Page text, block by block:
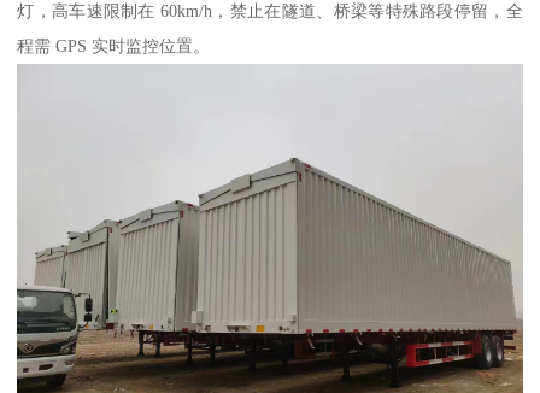
灯，高车速限制在 60km/h，禁止在隧道、桥梁等特殊路段停留，全
程需 GPS 实时监控位置。​